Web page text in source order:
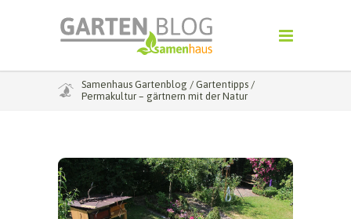
Samenhaus Gartenblog / Gartentipps /
Permakultur – gärtnern mit der Natur